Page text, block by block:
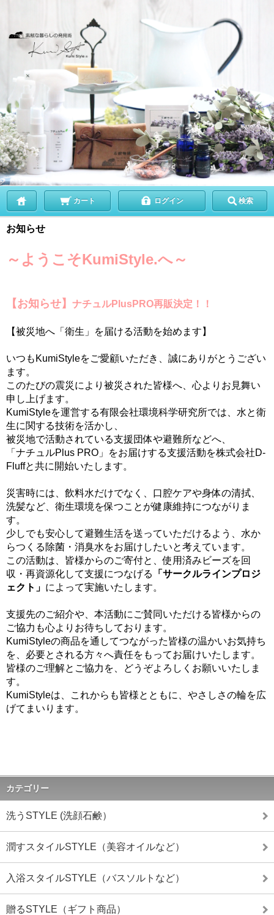
カート ログイン 検索
お知らせ
～ようこそKumiStyle.へ～
【お知らせ】 ナチュルPlusPRO再販決定！！
【被災地へ「衛生」を届ける活動を始めます】
いつもKumiStyleをご愛顧いただき、誠にありがとうござい
ます。
このたびの震災により被災された皆様へ、心よりお見舞い
申し上げます。
KumiStyleを運営する有限会社環境科学研究所では、水と衛
生に関する技術を活かし、
被災地で活動されている支援団体や避難所などへ、
「ナチュルPlus PRO」をお届けする支援活動を株式会社D-
Fluffと共に開始いたします。
災害時には、飲料水だけでなく、口腔ケアや身体の清拭、
洗髪など、衛生環境を保つことが健康維持につながりま
す。
少しでも安心して避難生活を送っていただけるよう、水か
らつくる除菌・消臭水をお届けしたいと考えています。
この活動は、皆様からのご寄付と、使用済みビーズを回
収・再資源化して支援につなげる
「サークルラインプロジ
ェクト」 によって実施いたします。
支援先のご紹介や、本活動にご賛同いただける皆様からの
ご協力も心よりお待ちしております。
KumiStyleの商品を通してつながった皆様の温かいお気持ち
を、必要とされる方々へ責任をもってお届けいたします。
皆様のご理解とご協力を、どうぞよろしくお願いいたしま
す。
KumiStyleは、これからも皆様とともに、やさしさの輪を広
げてまいります。
カテゴリー
洗うSTYLE (洗顔石鹸）
潤すスタイルSTYLE（美容オイルなど）
入浴スタイルSTYLE（バスソルトなど）
贈るSTYLE（ギフト商品）